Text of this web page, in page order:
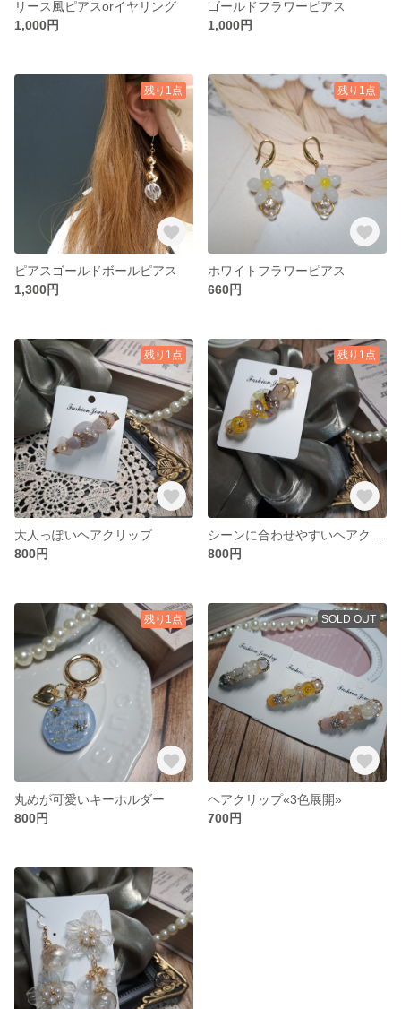
リース風ピアスorイヤリング
1,000円
ゴールドフラワーピアス
1,000円
残り1点
ピアスゴールドボールピアス
1,300円
残り1点
ホワイトフラワーピアス
660円
残り1点
大人っぽいヘアクリップ
800円
残り1点
800円
残り1点
丸めが可愛いキーホルダー
800円
SOLD OUT
ヘアクリップ«3色展開»
700円